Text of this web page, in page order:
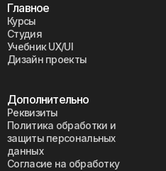
Главное
Курсы
Студия
Учебник UX/UI
Дизайн проекты
Дополнительно
Реквизиты
Политика обработки и
защиты персональных
данных
Согласие на обработку